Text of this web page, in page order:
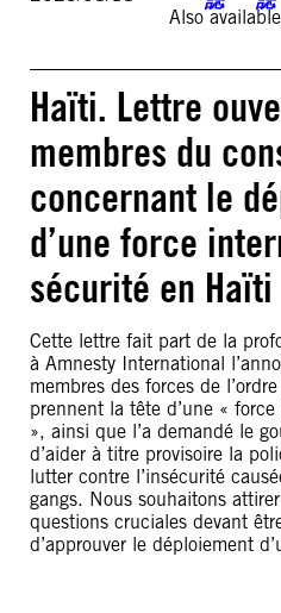
Also
Haïti. Lettre
membres du
concernant le
d’une force
sécurité en Haïti
Cette lettre fait part de la
à Amnesty International
membres des forces de
prennent la tête d’une «
», ainsi que l’a demandé le
d’aider à titre provisoire la
lutter contre l’insécurité
gangs. Nous souhaitons
questions cruciales devant
d’approuver le déploiement